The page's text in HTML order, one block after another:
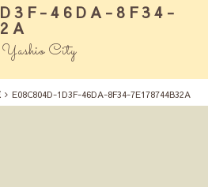
46DA-8F34-
City
E08C804D-1D3F-46DA-8F34-7E178744B32A